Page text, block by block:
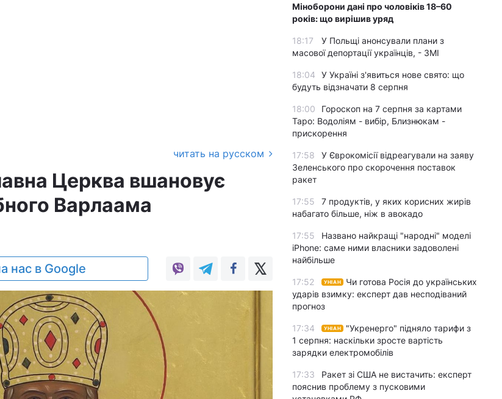
читать на русском
Церква вшановує
Варлаама
нас в Google
Міноборони дані про чоловіків 18–60
років: що вирішив уряд
18:17
У Польщі анонсували плани з
масової депортації українців, - ЗМІ
18:04
У Україні з'явиться нове свято: що
будуть відзначати 8 серпня
18:00
Гороскоп на 7 серпня за картами
Таро: Водоліям - вибір, Близнюкам -
прискорення
17:58
У Єврокомісії відреагували на заяву
Зеленського про скорочення поставок
ракет
17:55
7 продуктів, у яких корисних жирів
набагато більше, ніж в авокадо
17:55
Названо найкращі "народні" моделі
iPhone: саме ними власники задоволені
найбільше
17:52 УНІАН
Чи готова Росія до українських
ударів взимку: експерт дав несподіваний
прогноз
17:34 УНІАН
"Укренерго" підняло тарифи з
1 серпня: наскільки зросте вартість
зарядки електромобілів
17:33
Ракет зі США не вистачить: експерт
пояснив проблему з пусковими